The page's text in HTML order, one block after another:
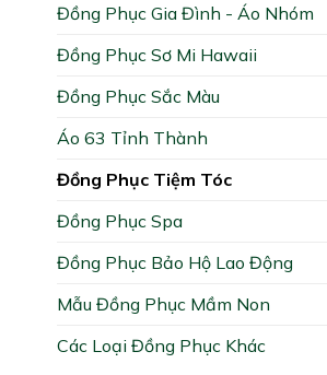
Đồng Phục Gia Đình - Áo Nhóm
Đồng Phục Sơ Mi Hawaii
Đồng Phục Sắc Màu
Áo 63 Tỉnh Thành
Đồng Phục Tiệm Tóc
Đồng Phục Spa
Đồng Phục Bảo Hộ Lao Động
Mẫu Đồng Phục Mầm Non
Các Loại Đồng Phục Khác